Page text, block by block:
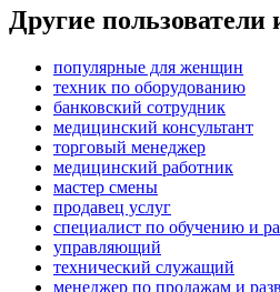
Другие пользователи
популярные для женщин
техник по оборудованию
банковский сотрудник
медицинский консультант
торговый менеджер
медицинский работник
мастер смены
продавец услуг
специалист по обучению и
управляющий
технический служащий
менеджер по продажам и